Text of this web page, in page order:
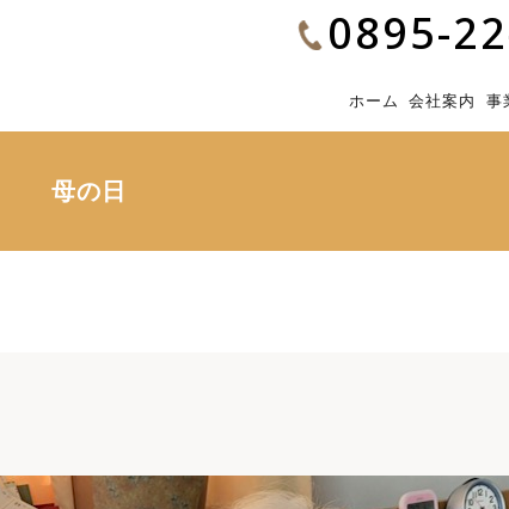
0895-
ホーム 会社案内 事
母の日